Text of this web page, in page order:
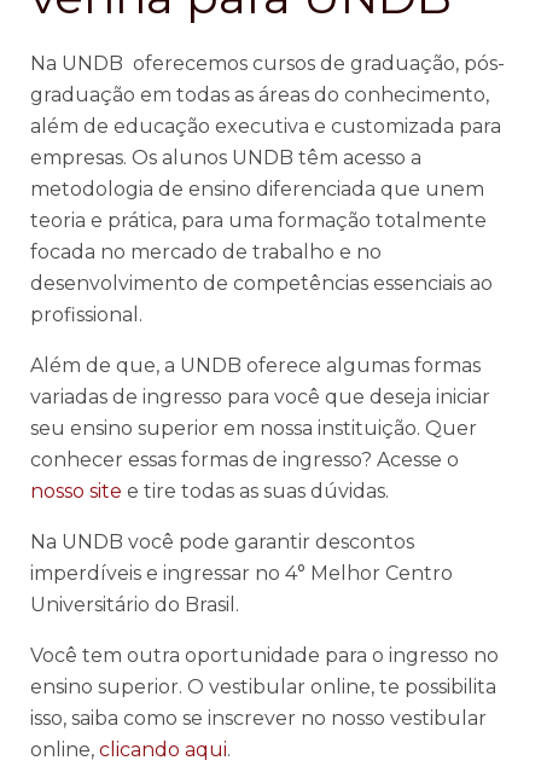
Na UNDB oferecemos cursos de graduação, pós-
graduação em todas as áreas do conhecimento,
além de educação executiva e customizada para
empresas. Os alunos UNDB têm acesso a
metodologia de ensino diferenciada que unem
teoria e prática, para uma formação totalmente
focada no mercado de trabalho e no
desenvolvimento de competências essenciais ao
profissional.
Além de que, a UNDB oferece algumas formas
variadas de ingresso para você que deseja iniciar
seu ensino superior em nossa instituição. Quer
conhecer essas formas de ingresso? Acesse o
nosso site e tire todas as suas dúvidas.
Na UNDB você pode garantir descontos
imperdíveis e ingressar no 4° Melhor Centro
Universitário do Brasil.
Você tem outra oportunidade para o ingresso no
ensino superior. O vestibular online, te possibilita
isso, saiba como se inscrever no nosso vestibular
online, clicando aqui.